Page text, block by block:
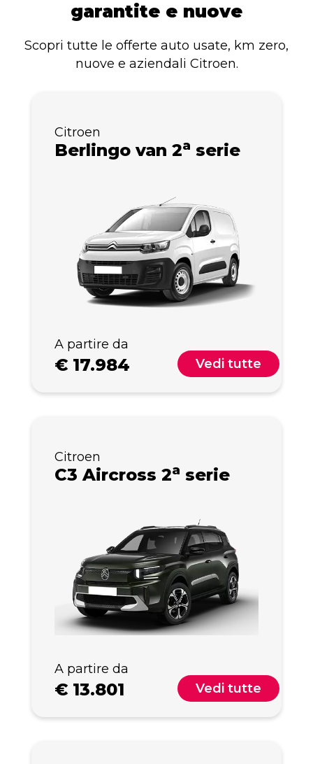
garantite e nuove
Scopri tutte le offerte auto usate, km zero,
nuove e aziendali Citroen.
Citroen
Berlingo van 2a serie
A partire da
€ 17.984 Vedi tutte
Citroen
C3 Aircross 2a serie
A partire da
€ 13.801 Vedi tutte